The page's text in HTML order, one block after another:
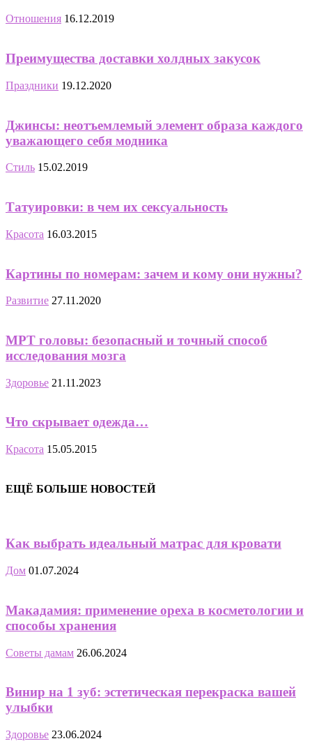
Отношения 16.12.2019
Преимущества доставки холдных закусок
Праздники 19.12.2020
Джинсы: неотъемлемый элемент образа каждого
уважающего себя модника
Стиль 15.02.2019
Татуировки: в чем их сексуальность
Красота 16.03.2015
Картины по номерам: зачем и кому они нужны?
Развитие 27.11.2020
МРТ головы: безопасный и точный способ
исследования мозга
Здоровье 21.11.2023
Что скрывает одежда…
Красота 15.05.2015
ЕЩЁ БОЛЬШЕ НОВОСТЕЙ
Как выбрать идеальный матрас для кровати
Дом 01.07.2024
Макадамия: применение ореха в косметологии и
способы хранения
Советы дамам 26.06.2024
Винир на 1 зуб: эстетическая перекраска вашей
улыбки
Здоровье 23.06.2024